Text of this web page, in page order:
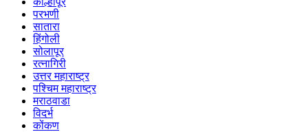
परभणी
सातारा
हिंगोली
सोलापूर
रत्नागिरी
उत्तर महाराष्ट्र
पश्चिम महाराष्ट्र
मराठवाडा
विदर्भ
कोंकण